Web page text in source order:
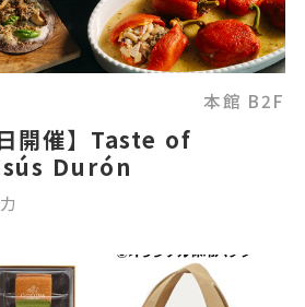
本館 B2F
開催】Taste of
Durón